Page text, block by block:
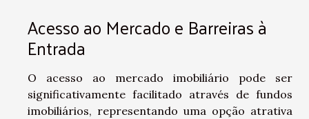
Acesso ao Mercado e Barreiras à
Entrada
O acesso ao mercado imobiliário pode ser
significativamente facilitado através de fundos
imobiliários, representando uma opção atrativa